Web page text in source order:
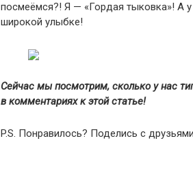
посмеёмся?! Я — «Гордая тыковка»! А
широкой улыбке!
Сейчас мы посмотрим, сколько у нас
в комментариях к этой статье!
P.S. Понравилось? Поделись с